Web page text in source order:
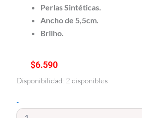
Perlas Sintéticas.
Ancho de 5,5cm.
Brilho.
$6.590
Disponibilidad: 2 disponibles
-
Pulsera
de
oro